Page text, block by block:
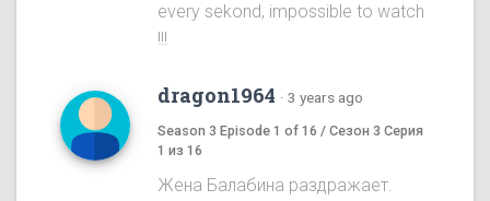
every sekond, impossible to watch
!!!
dragon1964 · 3 years ago
Season 3 Episode 1 of 16 / Сезон 3 Серия
1 из 16
Жена Балабина раздражает.